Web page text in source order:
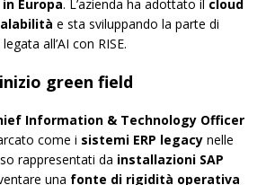
Europa. L’azienda ha adottato il cloud
e sta sviluppando la parte di
all’AI con RISE.
green field
Information & Technology Officer
come i sistemi ERP legacy nelle
rappresentati da installazioni SAP
una fonte di rigidità operativa